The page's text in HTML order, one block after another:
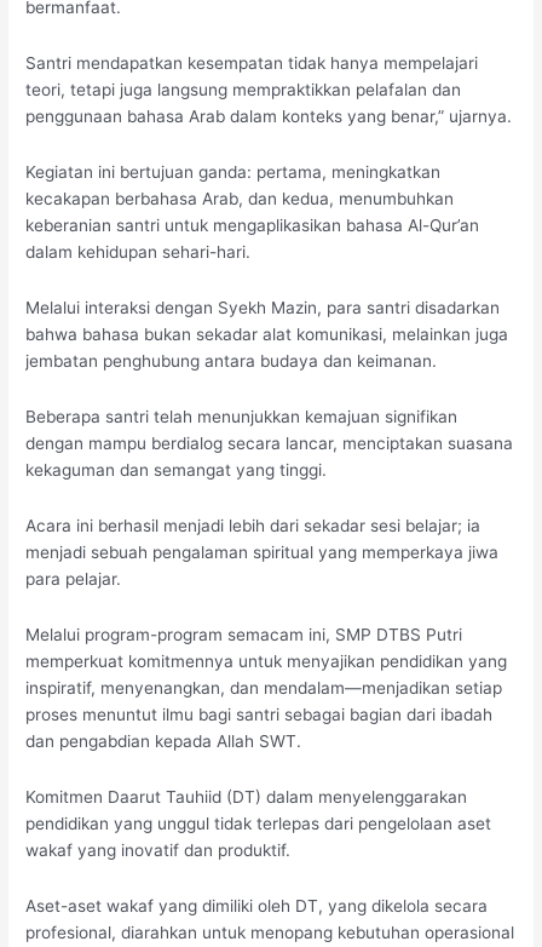
bermanfaat.
Santri mendapatkan kesempatan tidak hanya mempelajari
teori, tetapi juga langsung mempraktikkan pelafalan dan
penggunaan bahasa Arab dalam konteks yang benar,” ujarnya.
Kegiatan ini bertujuan ganda: pertama, meningkatkan
kecakapan berbahasa Arab, dan kedua, menumbuhkan
keberanian santri untuk mengaplikasikan bahasa Al-Qur’an
dalam kehidupan sehari-hari.
Melalui interaksi dengan Syekh Mazin, para santri disadarkan
bahwa bahasa bukan sekadar alat komunikasi, melainkan juga
jembatan penghubung antara budaya dan keimanan.
Beberapa santri telah menunjukkan kemajuan signifikan
dengan mampu berdialog secara lancar, menciptakan suasana
kekaguman dan semangat yang tinggi.
Acara ini berhasil menjadi lebih dari sekadar sesi belajar; ia
menjadi sebuah pengalaman spiritual yang memperkaya jiwa
para pelajar.
Melalui program-program semacam ini, SMP DTBS Putri
memperkuat komitmennya untuk menyajikan pendidikan yang
inspiratif, menyenangkan, dan mendalam—menjadikan setiap
proses menuntut ilmu bagi santri sebagai bagian dari ibadah
dan pengabdian kepada Allah SWT.
Komitmen Daarut Tauhiid (DT) dalam menyelenggarakan
pendidikan yang unggul tidak terlepas dari pengelolaan aset
wakaf yang inovatif dan produktif.
Aset-aset wakaf yang dimiliki oleh DT, yang dikelola secara
profesional, diarahkan untuk menopang kebutuhan operasional